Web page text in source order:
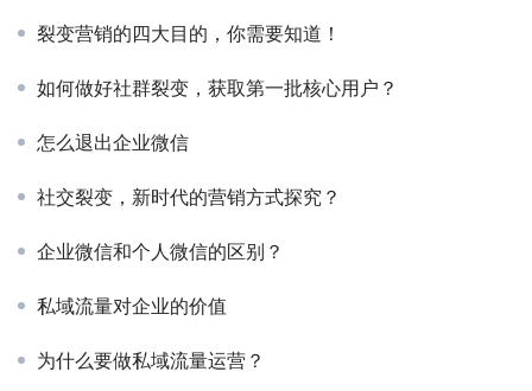
裂变营销的四大目的，你需要知道！
如何做好社群裂变，获取第一批核心用户？
怎么退出企业微信
社交裂变，新时代的营销方式探究？
企业微信和个人微信的区别？
私域流量对企业的价值
为什么要做私域流量运营？